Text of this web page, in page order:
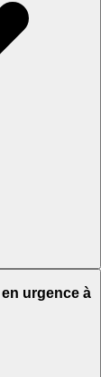
urgence à